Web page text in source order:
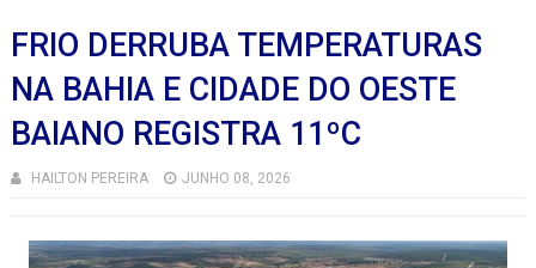
FRIO DERRUBA TEMPERATURAS
NA BAHIA E CIDADE DO OESTE
BAIANO REGISTRA 11ºC
HAILTON PEREIRA JUNHO 08, 2026